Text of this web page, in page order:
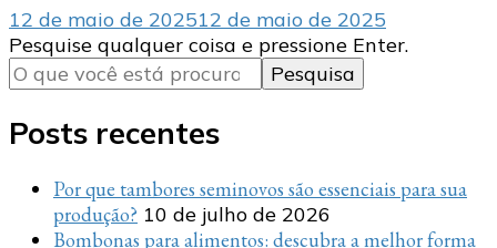
12 de maio de 202512 de maio de 2025
Procurando
algo?
Pesquise qualquer coisa e pressione Enter.
Posts recentes
Por que tambores seminovos são essenciais para sua
produção? 10 de julho de 2026
Bombonas para alimentos: descubra a melhor forma